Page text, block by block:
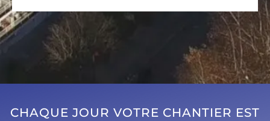
CHAQUE JOUR VOTRE CHANTIER EST